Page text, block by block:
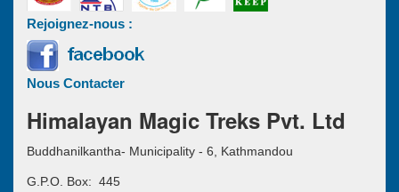
Rejoignez-nous :
Nous Contacter
Himalayan Magic Treks Pvt. Ltd
Buddhanilkantha- Municipality - 6, Kathmandou
G.P.O. Box: 445